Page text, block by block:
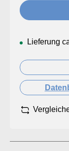
Lieferung